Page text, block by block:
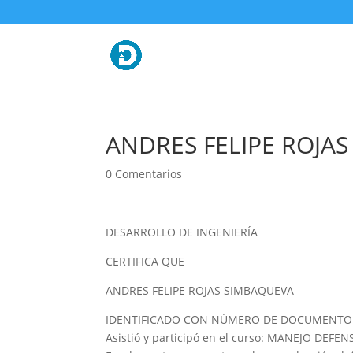
ANDRES FELIPE
0 Comentarios
DESARROLLO DE INGENIERÍA
CERTIFICA QUE
ANDRES FELIPE ROJAS SIMBAQUEVA
IDENTIFICADO CON NÚMERO DE
Asistió y participó en el curso: MANEJO